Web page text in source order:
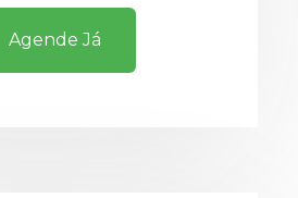
Agende Já